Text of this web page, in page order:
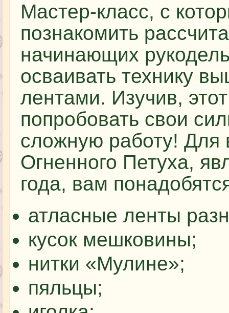
Мастер-класс, с
познакомить
начинающих
осваивать технику
лентами. Изучив,
попробовать свои
сложную работу! Для
Огненного Петуха,
года, вам
атласные ленты
кусок мешковины;
нитки «Мулине»;
пяльцы;